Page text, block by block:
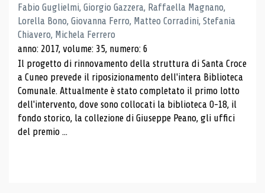
Fabio Guglielmi, Giorgio Gazzera, Raffaella Magnano,
Lorella Bono, Giovanna Ferro, Matteo Corradini, Stefania
Chiavero, Michela Ferrero
anno: 2017, volume: 35, numero: 6
Il progetto di rinnovamento della struttura di Santa Croce
a Cuneo prevede il riposizionamento dell'intera Biblioteca
Comunale. Attualmente è stato completato il primo lotto
dell'intervento, dove sono collocati la biblioteca 0-18, il
fondo storico, la collezione di Giuseppe Peano, gli uffici
del premio ...